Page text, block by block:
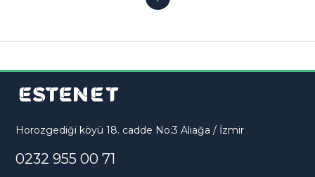
Horozgediği köyü 18. cadde No:3 Aliağa / İzmir
0232 955 00 71